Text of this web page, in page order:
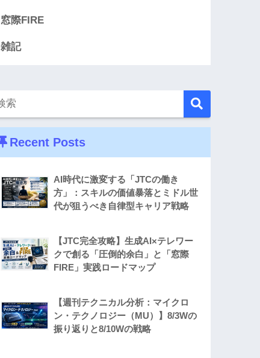
窓際FIRE
雑記
Recent Posts
AI時代に激変する「JTCの働き
方」：スキルの価値暴落とミドル世
代が狙うべき自律型キャリア戦略
【JTC完全攻略】生成AI×テレワー
クで創る「圧倒的余白」と「窓際
FIRE」実践ロードマップ
【週刊テクニカル分析：マイクロ
ン・テクノロジー（MU）】8/3Wの
振り返りと8/10Wの戦略